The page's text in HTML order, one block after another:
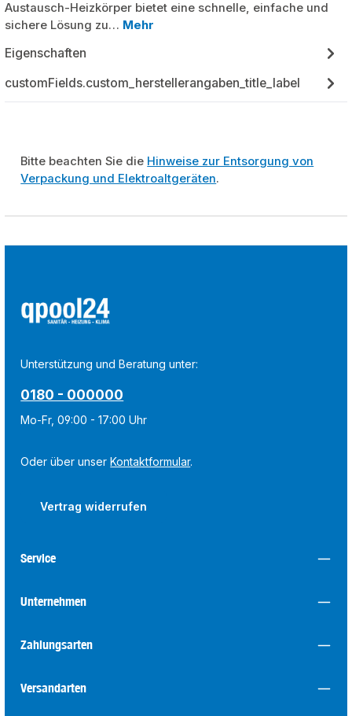
Austausch-Heizkörper bietet eine schnelle, einfache und
sichere Lösung zu… Mehr
Eigenschaften
customFields.custom_herstellerangaben_title_label
Bitte beachten Sie die Hinweise zur Entsorgung von
Verpackung und Elektroaltgeräten.
Unterstützung und Beratung unter:
0180 - 000000
Mo-Fr, 09:00 - 17:00 Uhr
Oder über unserKontaktformular.
Vertrag widerrufen
Service
Unternehmen
Zahlungsarten
Versandarten